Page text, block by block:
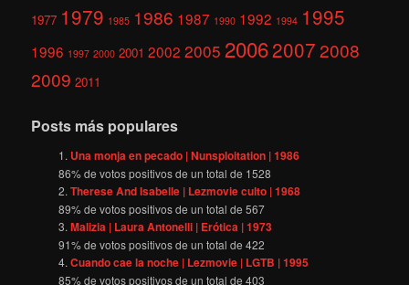
1977 1979 1985 1986 1987 1990 1992 1994 1995
1996 1997 2000 2001 2002 2005 200620072008
2009 2011
Posts más populares
Una monja en pecado | Nunsploitation | 1986
86% de votos positivos de un total de 1528
Therese And Isabelle | Lezmovie culto | 1968
89% de votos positivos de un total de567
Malizia | Laura Antonelli | Erótica | 1973
91% de votos positivos de un total de422
Cuando cae la noche | Lezmovie | LGTB | 1995
85% de votos positivos de un total de403